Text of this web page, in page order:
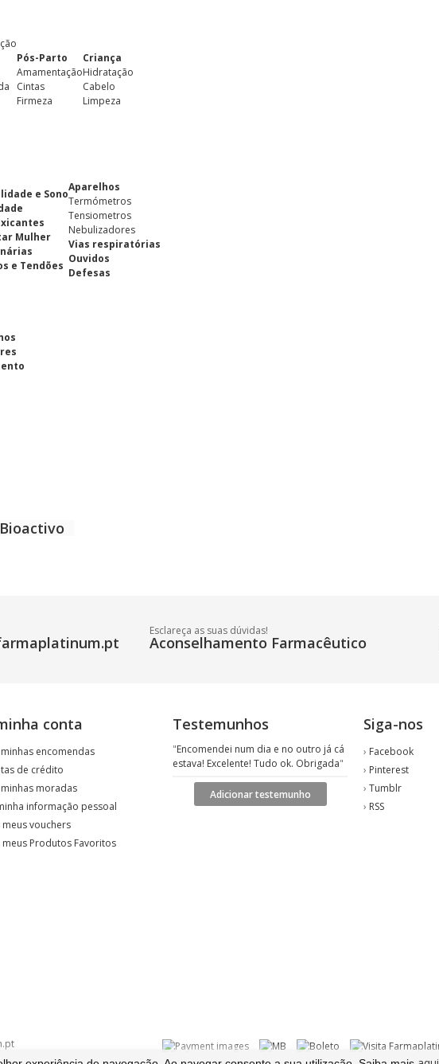
Pós-Parto
Amamentação
Cintas
Firmeza
Criança
Hidratação
Cabelo
Limpeza
e Sono
Mulher
e Tendões
Aparelhos
Termómetros
Tensiometros
Nebulizadores
Vias respiratórias
Ouvidos
Defesas
Esclareça as suas dúvidas!
Aconselhamento Farmacêutico
conta
encomendas
de crédito
moradas
informação pessoal
meus vouchers
meus Produtos Favoritos
Testemunhos
"Encomendei num dia e no outro já cá
estava! Excelente! Tudo ok. Obrigada"
Adicionar testemunho
Siga-nos
› Facebook
› Pinterest
› Tumblr
› RSS